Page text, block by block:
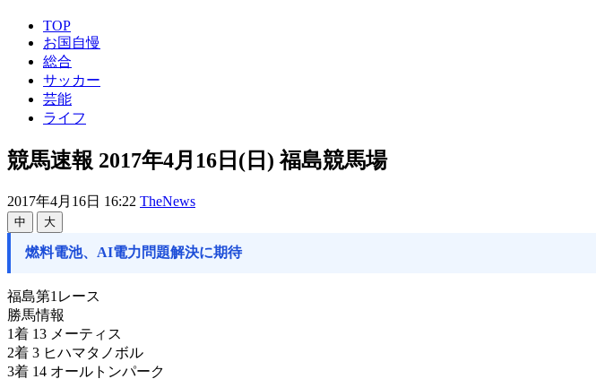
TOP
お国自慢
総合
サッカー
芸能
ライフ
競馬速報 2017年4月16日(日) 福島競馬場
2017年4月16日 16:22 TheNews
中 大
燃料電池、AI電力問題解決に期待
福島第1レース
勝馬情報
1着 13 メーティス
2着 3 ヒハマタノボル
3着 14 オールトンパーク